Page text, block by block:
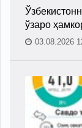
ўзаро
03.08.2026